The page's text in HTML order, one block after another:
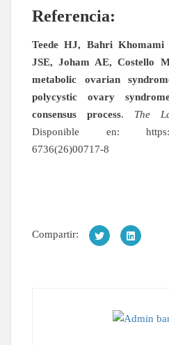
Referencia:
Teede HJ, Bahri
JSE, Joham AE, Costello
metabolic ovarian
polycystic ovary
consensus process. The
Disponible en: https://
6736(26)00717-8
Compartir: